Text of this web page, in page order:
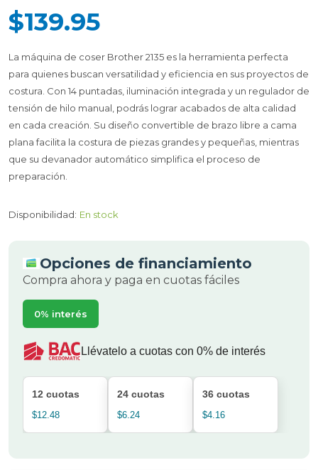
$139.95
La máquina de coser Brother 2135 es la herramienta perfecta
para quienes buscan versatilidad y eficiencia en sus proyectos de
costura. Con 14 puntadas, iluminación integrada y un regulador de
tensión de hilo manual, podrás lograr acabados de alta calidad
en cada creación. Su diseño convertible de brazo libre a cama
plana facilita la costura de piezas grandes y pequeñas, mientras
que su devanador automático simplifica el proceso de
preparación.
Disponibilidad: En stock
Opciones de financiamiento
Compra ahora y paga en cuotas fáciles
0% interés
Llévatelo a cuotas con 0% de interés
12 cuotas
$12.48
24 cuotas
$6.24
36 cuotas
$4.16